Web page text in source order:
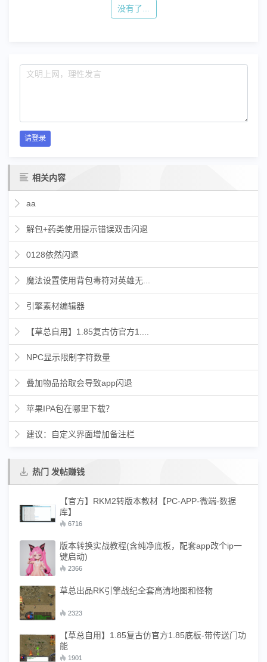
没有了...
请登录
相关内容
aa
解包+药类使用提示错误双击闪退
0128依然闪退
魔法设置使用背包毒符对英雄无...
引擎素材编辑器
【草总自用】1.85复古仿官方1....
NPC显示限制字符数量
叠加物品拾取会导致app闪退
苹果IPA包在哪里下载？
建议：自定义界面增加备注栏
热门 发帖赚钱
【官方】RKM2转版本教材【PC-APP-微端-数据
库】
6716
版本转换实战教程(含纯净底板，配套app改个ip一
键启动)
2366
草总出品RK引擎战纪全套高清地图和怪物
2323
【草总自用】1.85复古仿官方1.85底板-带传送门功
能
1901